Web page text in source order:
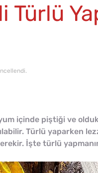
Türlü
içinde piştiği ve
Türlü yaparken
İşte türlü